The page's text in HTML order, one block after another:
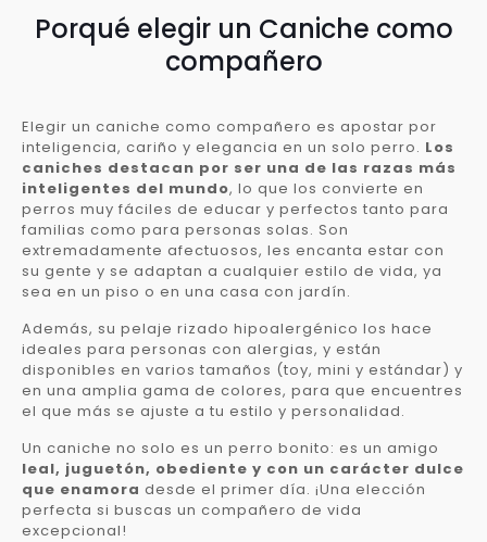
Porqué elegir un Caniche como
compañero
Elegir un caniche como compañero es apostar por
inteligencia, cariño y elegancia en un solo perro. Los
caniches destacan por ser una de las razas más
inteligentes del mundo, lo que los convierte en
perros muy fáciles de educar y perfectos tanto para
familias como para personas solas. Son
extremadamente afectuosos, les encanta estar con
su gente y se adaptan a cualquier estilo de vida, ya
sea en un piso o en una casa con jardín.
Además, su pelaje rizado hipoalergénico los hace
ideales para personas con alergias, y están
disponibles en varios tamaños (toy, mini y estándar) y
en una amplia gama de colores, para que encuentres
el que más se ajuste a tu estilo y personalidad.
Un caniche no solo es un perro bonito: es un amigo
leal, juguetón, obediente y con un carácter dulce
que enamora desde el primer día. ¡Una elección
perfecta si buscas un compañero de vida
excepcional!